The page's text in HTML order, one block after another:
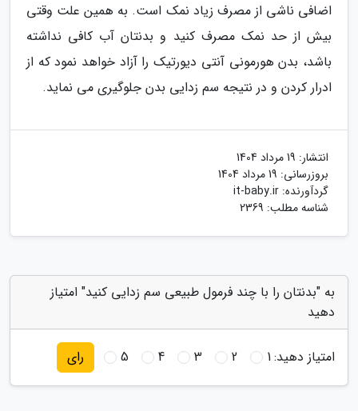
اضافی ناشی از مصرف زیاد نمک است. به همین علت وقتی
بیش از حد نمک مصرف کنید و بدنتان آب کافی نداشته
باشد، بدن هورمونی آنتی دیورتیک را آزاد خواهد نمود که از
ادرار کردن و در نتیجه سم زدایی بدن جلوگیری می نماید.
انتشار: 19 مرداد 1404
بروزرسانی: 19 مرداد 1404
گردآورنده: it-baby.ir
شناسه مطلب: 2369
به "بدنتان را با چند فرمول طبیعی سم زدایی کنید" امتیاز
دهید
امتیاز دهید:1
2
3
4
5 رای